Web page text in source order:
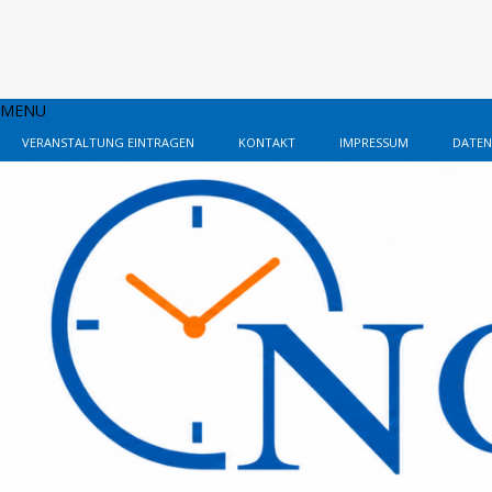
MENU
VERANSTALTUNG EINTRAGEN KONTAKT IMPRESSUM